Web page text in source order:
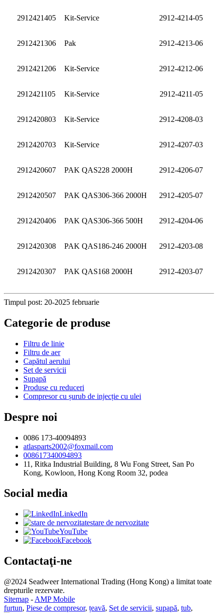
2912421405 Kit-Service 2912-4214-05
2912421306 Pak 2912-4213-06
2912421206 Kit-Service 2912-4212-06
2912421105 Kit-Service 2912-4211-05
2912420803 Kit-Service 2912-4208-03
2912420703 Kit-Service 2912-4207-03
2912420607 PAK QAS228 2000H 2912-4206-07
2912420507 PAK QAS306-366 2000H 2912-4205-07
2912420406 PAK QAS306-366 500H 2912-4204-06
2912420308 PAK QAS186-246 2000H 2912-4203-08
2912420307 PAK QAS168 2000H 2912-4203-07
Timpul post: 20-2025 februarie
Categorie de produse
Filtru de linie
Filtru de aer
Capătul aerului
Set de servicii
Supapă
Produse cu reduceri
Compresor cu șurub de injecție cu ulei
Despre noi
0086 173-40094893
atlasparts2002@foxmail.com
008617340094893
11, Ritka Industrial Building, 8 Wu Fong Street, San Po
Kong, Kowloon, Hong Kong Room 32, podea
Social media
LinkedIn
stare de nervozitate
YouTube
Facebook
Contactaţi-ne
@2024 Seadweer International Trading (Hong Kong) a limitat toate
drepturile rezervate.
Sitemap - AMP Mobile
furtun, Piese de compresor, țeavă, Set de servicii, supapă, tub,